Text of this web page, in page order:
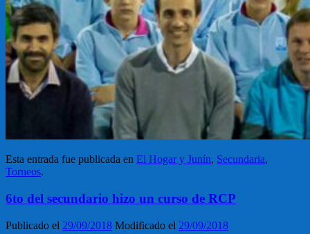
Esta entrada fue publicada en El Hogar y Junín, Secundaria,
Torneos.
6to del secundario hizo un curso de RCP
Publicado el 29/09/2018 Modificado el 29/09/2018